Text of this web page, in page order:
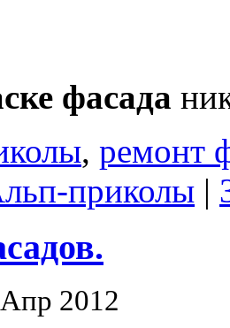
фасада
, ремонт
приколы |
2012